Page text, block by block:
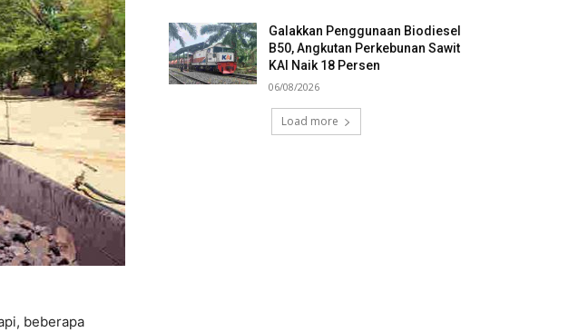
beberapa
Galakkan Penggunaan Biodiesel
B50, Angkutan Perkebunan Sawit
KAI Naik 18 Persen
06/08/2026
Load more